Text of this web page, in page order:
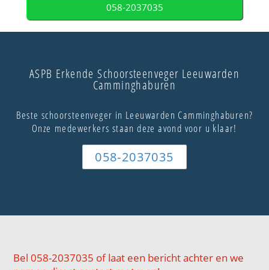
058-2037035
ASPB Erkende Schoorsteenveger Leeuwarden
Camminghaburen
Beste schoorsteenveger in Leeuwarden Camminghaburen?
Onze medewerkers staan deze avond voor u klaar!
058-2037035
Bel 058-2037035 of laat een bericht achter en we